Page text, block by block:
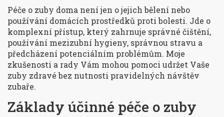
Péče o zuby doma není jen o jejich bělení nebo
používání domácích prostředků proti bolesti. Jde o
komplexní přístup, který zahrnuje správné čištění,
používání mezizubní hygieny, správnou stravu a
předcházení potenciálním problémům. Moje
zkušenosti a rady Vám mohou pomoci udržet Vaše
zuby zdravé bez nutnosti pravidelných návštěv
zubaře.
Základy účinné péče o zuby